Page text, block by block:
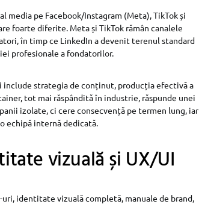
pe Facebook/Instagram (Meta), TikTok și
foarte diferite. Meta și TikTok rămân canalele
în timp ce LinkedIn a devenit terenul standard
profesionale a fondatorilor.
include strategia de conținut, producția efectivă a
tot mai răspândită în industrie, răspunde unei
izolate, ci cere consecvență pe termen lung, iar
echipă internă dedicată.
vizuală și UX/UI
identitate vizuală completă, manuale de brand,